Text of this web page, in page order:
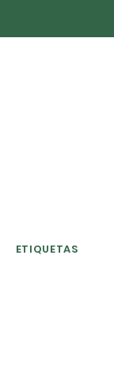
ETIQUETAS